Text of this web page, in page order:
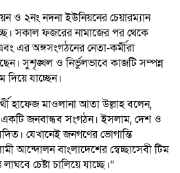
ও ২নং নদনা ইউনিয়নের চেয়ারম্যান
সকাল ফজরের নামাজের পর থেকে
এর অঙ্গসংগঠনের নেতা-কর্মীরা
সুশৃঙ্খল ও নির্ভুলভাবে কাজটি সম্পন্ন
দিয়ে যাচ্ছেন।
হাফেজ মাওলানা আতা উল্লাহ বলেন,
জনবান্ধব সংগঠন। ইসলাম, দেশ ও
যেখানেই জনগণের ভোগান্তি
আন্দোলন বাংলাদেশের স্বেচ্ছাসেবী টিম
চেষ্টা চালিয়ে যাচ্ছে।”